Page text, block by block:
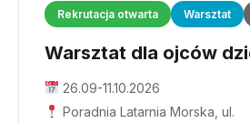
Rekrutacja otwarta Warsztat
Warsztat dla ojców
26.09-11.10.2026
Poradnia Latarnia Morska, ul.